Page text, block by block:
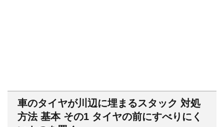
車のタイヤが川辺に埋まるスタック 対処
方法 基本 その1 タイヤの前にすべりにく